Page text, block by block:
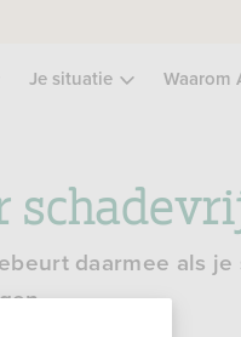
Je situatie Waarom
daarmee als je